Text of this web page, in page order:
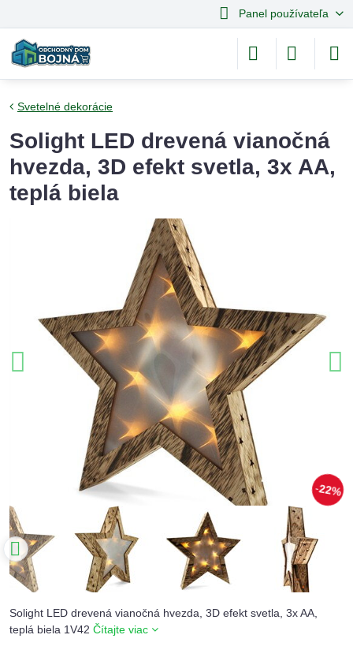
Panel používateľa
22%
Svetelné dekorácie
Solight LED drevená vianočná
hvezda, 3D efekt svetla, 3x AA,
teplá biela
Solight LED drevená vianočná hvezda, 3D efekt svetla, 3x AA,
teplá biela 1V42 Čítajte viac